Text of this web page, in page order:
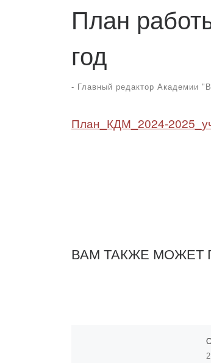
План
год
- Главный редактор Академии
План_КДМ_2024-
ВАМ ТАКЖЕ МОЖЕТ